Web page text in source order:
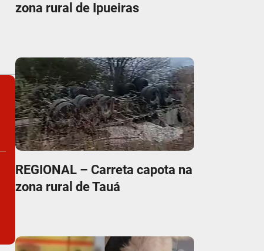
zona rural de Ipueiras
REGIONAL – Carreta capota na
zona rural de Tauá